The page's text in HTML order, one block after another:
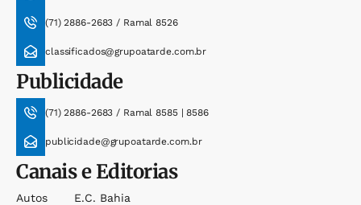
(71) 2886-2683 / Ramal 8526
classificados@grupoatarde.com.br
Publicidade
(71) 2886-2683 / Ramal 8585 | 8586
publicidade@grupoatarde.com.br
Canais e Editorias
Autos
E.c. Bahia